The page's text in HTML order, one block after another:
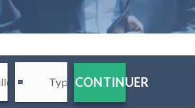
CONTINUER